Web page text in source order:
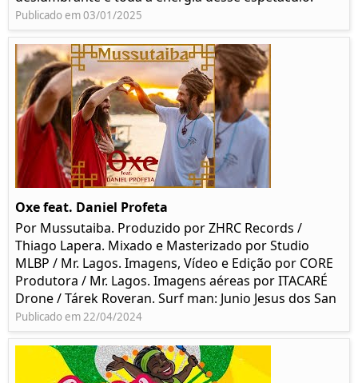
Publicado em 03/01/2025
Oxe feat. Daniel Profeta
Por Mussutaiba. Produzido por ZHRC Records /
Thiago Lapera. Mixado e Masterizado por Studio
MLBP / Mr. Lagos. Imagens, Vídeo e Edição por CORE
Produtora / Mr. Lagos. Imagens aéreas por ITACARÉ
Drone / Tárek Roveran. Surf man: Junio Jesus dos San
Publicado em 22/04/2024